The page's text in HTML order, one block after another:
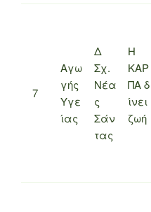
7
Αγω
γής
Υγε
ίας
Δ
Σχ.
Νέα
ς
Σάν
τας
Η
ΚΑΡ
ΠΑ δ
ίνει
ζωή